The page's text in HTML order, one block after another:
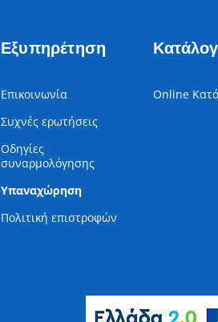
Εξυπηρέτηση
Επικοινωνία
Συχνές ερωτήσεις
Οδηγίες
συναρμολόγησης
Υπαναχώρηση
Πολιτική επιστροφών
Online